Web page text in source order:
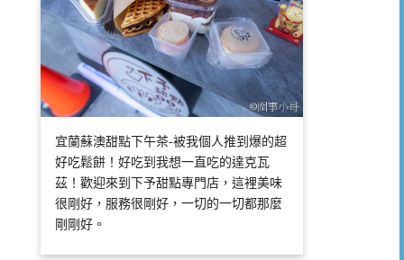
宜蘭蘇澳甜點下午茶-被我個人推到爆的超
好吃鬆餅！好吃到我想一直吃的達克瓦
茲！歡迎來到下予甜點專門店，這裡美味
很剛好，服務很剛好，一切的一切都那麼
剛剛好。